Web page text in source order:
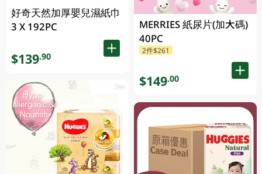
好奇天然加厚嬰兒濕紙巾
3 X 192PC
$139.90
MERRIES 紙尿片(加大碼)
40PC
2件$261
$149.00